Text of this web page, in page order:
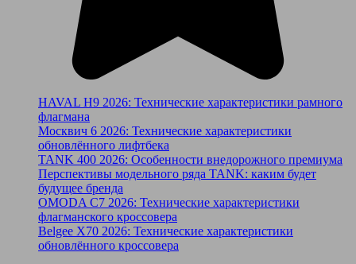
HAVAL H9 2026: Технические характеристики рамного
флагмана
Москвич 6 2026: Технические характеристики
обновлённого лифтбека
TANK 400 2026: Особенности внедорожного премиума
Перспективы модельного ряда TANK: каким будет
будущее бренда
OMODA C7 2026: Технические характеристики
флагманского кроссовера
Belgee X70 2026: Технические характеристики
обновлённого кроссовера